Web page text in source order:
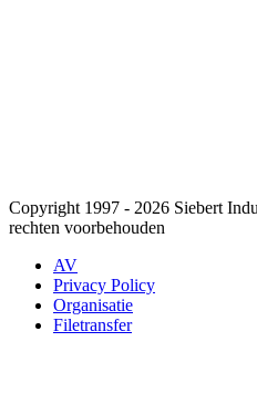
Copyright 1997 - 2026 Siebert
rechten voorbehouden
AV
Privacy Policy
Organisatie
Filetransfer